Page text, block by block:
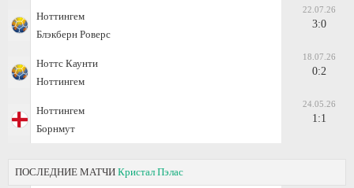
Ноттингем
Блэкберн Роверс
22.07.26
3:0
Ноттс Каунти
Ноттингем
18.07.26
0:2
Ноттингем
Борнмут
24.05.26
1:1
ПОСЛЕДНИЕ МАТЧИ Кристал Пэлас